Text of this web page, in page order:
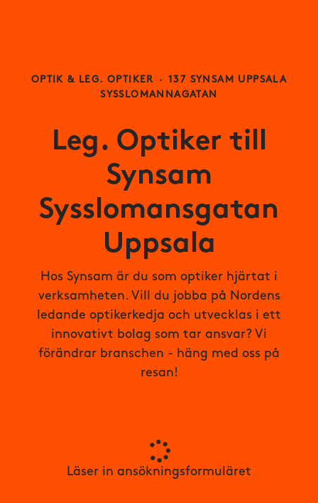
OPTIK & LEG. OPTIKER · 137 SYNSAM UPPSALA
SYSSLOMANNAGATAN
Leg. Optiker till
Synsam
Sysslomansgatan
Uppsala
Hos Synsam är du som optiker hjärtat i
verksamheten. Vill du jobba på Nordens
ledande optikerkedja och utvecklas i ett
innovativt bolag som tar ansvar? Vi
förändrar branschen - häng med oss på
resan!
Läser in ansökningsformuläret